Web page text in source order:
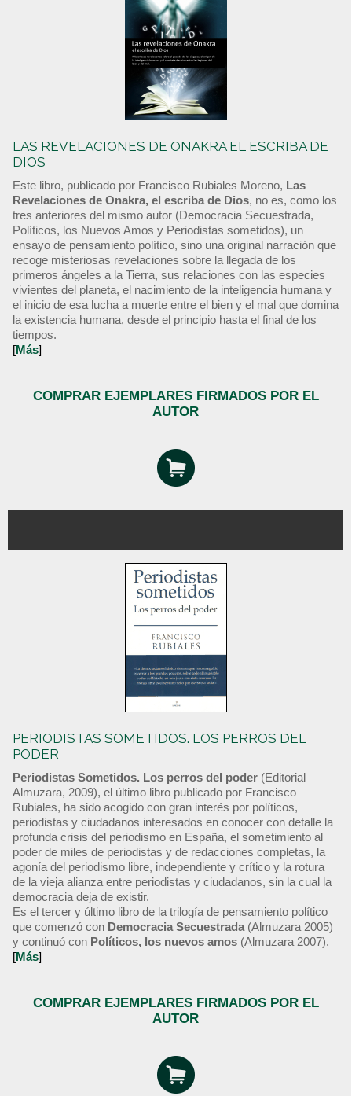
LAS REVELACIONES DE ONAKRA EL ESCRIBA DE
DIOS
Este libro, publicado por Francisco Rubiales Moreno, Las
Revelaciones de Onakra, el escriba de Dios, no es, como los
tres anteriores del mismo autor (Democracia Secuestrada,
Políticos, los Nuevos Amos y Periodistas sometidos), un
ensayo de pensamiento político, sino una original narración que
recoge misteriosas revelaciones sobre la llegada de los
primeros ángeles a la Tierra, sus relaciones con las especies
vivientes del planeta, el nacimiento de la inteligencia humana y
el inicio de esa lucha a muerte entre el bien y el mal que domina
la existencia humana, desde el principio hasta el final de los
tiempos.
[Más]
COMPRAR EJEMPLARES FIRMADOS POR EL
AUTOR
PERIODISTAS SOMETIDOS. LOS PERROS DEL
PODER
Periodistas Sometidos. Los perros del poder (Editorial
Almuzara, 2009), el último libro publicado por Francisco
Rubiales, ha sido acogido con gran interés por políticos,
periodistas y ciudadanos interesados en conocer con detalle la
profunda crisis del periodismo en España, el sometimiento al
poder de miles de periodistas y de redacciones completas, la
agonía del periodismo libre, independiente y crítico y la rotura
de la vieja alianza entre periodistas y ciudadanos, sin la cual la
democracia deja de existir.
Es el tercer y último libro de la trilogía de pensamiento político
que comenzó con Democracia Secuestrada (Almuzara 2005)
y continuó con Políticos, los nuevos amos (Almuzara 2007).
[Más]
COMPRAR EJEMPLARES FIRMADOS POR EL
AUTOR